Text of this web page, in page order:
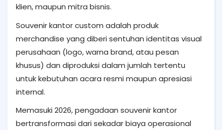
klien, maupun mitra bisnis.
Souvenir kantor custom adalah produk
merchandise yang diberi sentuhan identitas visual
perusahaan (logo, warna brand, atau pesan
khusus) dan diproduksi dalam jumlah tertentu
untuk kebutuhan acara resmi maupun apresiasi
internal.
Memasuki 2026, pengadaan souvenir kantor
bertransformasi dari sekadar biaya operasional